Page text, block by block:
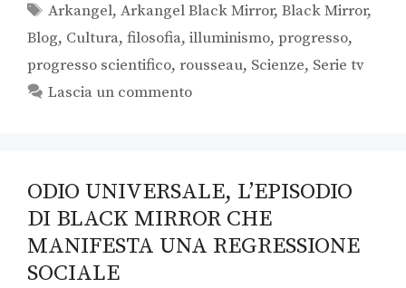
Arkangel,Arkangel Black Mirror,Black Mirror,
Blog, Cultura, filosofia, illuminismo, progresso,
progresso scientifico, rousseau, Scienze, Serie tv
Lascia un commento
ODIO UNIVERSALE, L’EPISODIO
DI BLACK MIRROR CHE
MANIFESTA UNA REGRESSIONE
SOCIALE